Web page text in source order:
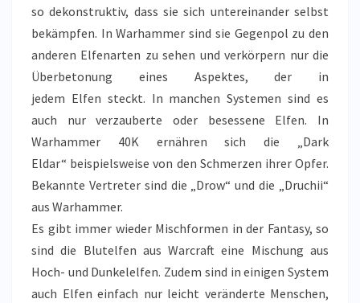
so dekonstruktiv, dass sie sich untereinander selbst
bekämpfen. In Warhammer sind sie Gegenpol zu den
anderen Elfenarten zu sehen und verkörpern nur die
Überbetonung eines Aspektes, der in
jedem Elfen steckt. In manchen Systemen sind es
auch nur verzauberte oder besessene Elfen. In
Warhammer 40K ernähren sich die „Dark
Eldar“ beispielsweise von den Schmerzen ihrer Opfer.
Bekannte Vertreter sind die „Drow“ und die „Druchii“
aus Warhammer.
Es gibt immer wieder Mischformen in der Fantasy, so
sind die Blutelfen aus Warcraft eine Mischung aus
Hoch- und Dunkelelfen. Zudem sind in einigen System
auch Elfen einfach nur leicht veränderte Menschen,